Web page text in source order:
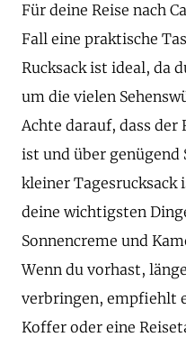
Für deine Reise nach
Fall eine praktische
Rucksack ist ideal, da
um die vielen
Achte darauf, dass der
ist und über
kleiner
deine wichtigsten
Sonnencreme und
Wenn du vorhast,
verbringen, empfiehlt
Koffer oder eine